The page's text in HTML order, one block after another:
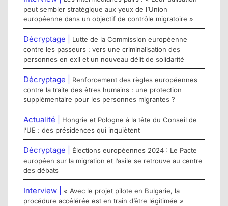
peut sembler stratégique aux yeux de l’Union
européenne dans un objectif de contrôle migratoire »
Décryptage |
Lutte de la Commission européenne
contre les passeurs : vers une criminalisation des
personnes en exil et un nouveau délit de solidarité
Décryptage |
Renforcement des règles européennes
contre la traite des êtres humains : une protection
supplémentaire pour les personnes migrantes ?
Actualité |
Hongrie et Pologne à la tête du Conseil de
l’UE : des présidences qui inquiètent
Décryptage |
Élections européennes 2024 : Le Pacte
européen sur la migration et l’asile se retrouve au centre
des débats
Interview |
« Avec le projet pilote en Bulgarie, la
procédure accélérée est en train d’être légitimée »